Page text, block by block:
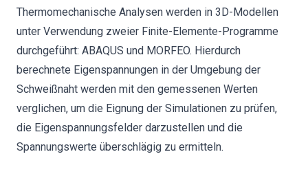
Thermomechanische Analysen werden in 3D-Modellen
unter Verwendung zweier Finite-Elemente-Programme
durchgeführt: ABAQUS und MORFEO. Hierdurch
berechnete Eigenspannungen in der Umgebung der
Schweißnaht werden mit den gemessenen Werten
verglichen, um die Eignung der Simulationen zu prüfen,
die Eigenspannungsfelder darzustellen und die
Spannungswerte überschlägig zu ermitteln.